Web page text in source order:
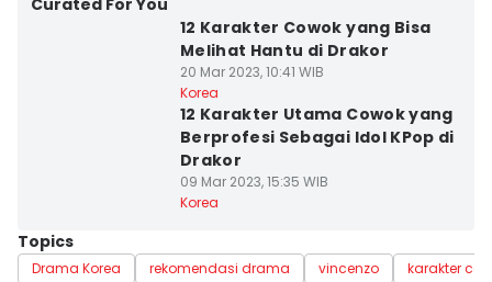
Curated For You
12 Karakter Cowok yang Bisa
Melihat Hantu di Drakor
20 Mar 2023, 10:41 WIB
Korea
12 Karakter Utama Cowok yang
Berprofesi Sebagai Idol KPop di
Drakor
09 Mar 2023, 15:35 WIB
Korea
Topics
Drama Korea rekomendasi drama vincenzo
karakter